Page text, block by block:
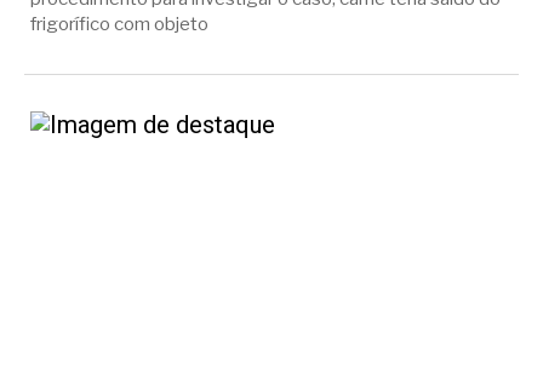
frigorífico com objeto